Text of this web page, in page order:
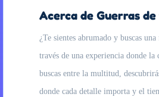
Acerca de Guerras
¿Te sientes abrumado y buscas
través de una experiencia donde
buscas entre la multitud,
donde cada detalle importa y el